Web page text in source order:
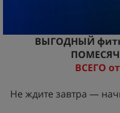
ВЫГОДНЫЙ
ВСЕГО
Не ждите завтра —